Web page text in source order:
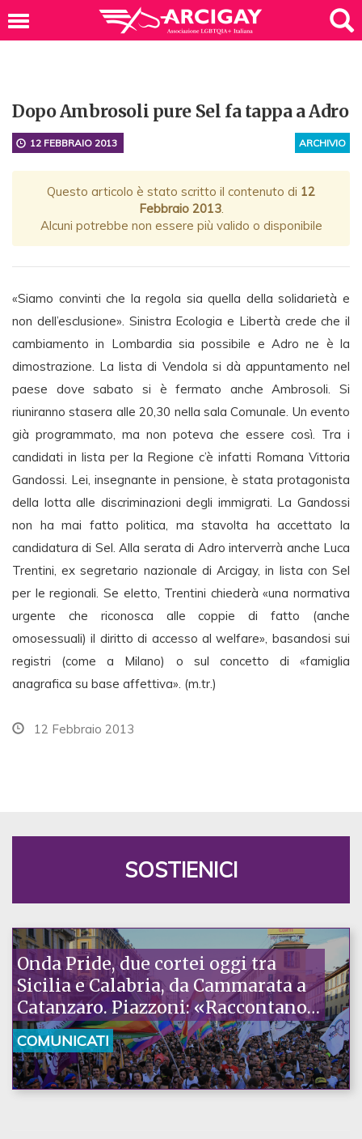
Dopo Ambrosoli pure Sel fa tappa a Adro
ARCHIVIO
12 FEBBRAIO 2013
Questo articolo è stato scritto il contenuto di 12
Febbraio 2013.
Alcuni potrebbe non essere più valido o disponibile
«Siamo convinti che la regola sia quella della solidarietà e
non dell’esclusione». Sinistra Ecologia e Libertà crede che il
cambiamento in Lombardia sia possibile e Adro ne è la
dimostrazione. La lista di Vendola si dà appuntamento nel
paese dove sabato si è fermato anche Ambrosoli. Si
riuniranno stasera alle 20,30 nella sala Comunale. Un evento
già programmato, ma non poteva che essere così. Tra i
candidati in lista per la Regione c’è infatti Romana Vittoria
Gandossi. Lei, insegnante in pensione, è stata protagonista
della lotta alle discriminazioni degli immigrati. La Gandossi
non ha mai fatto politica, ma stavolta ha accettato la
candidatura di Sel. Alla serata di Adro interverrà anche Luca
Trentini, ex segretario nazionale di Arcigay, in lista con Sel
per le regionali. Se eletto, Trentini chiederà «una normativa
urgente che riconosca alle coppie di fatto (anche
omosessuali) il diritto di accesso al welfare», basandosi sui
registri (come a Milano) o sul concetto di «famiglia
anagrafica su base affettiva». (m.tr.)
12 Febbraio 2013
SOSTIENICI
Onda Pride, due cortei oggi tra
Sicilia e Calabria, da Cammarata a
Catanzaro. Piazzoni: «Raccontano
la nostra ostinazione»
COMUNICATI